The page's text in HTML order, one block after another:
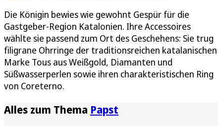
Die Königin bewies wie gewohnt Gespür für die
Gastgeber-Region Katalonien. Ihre Accessoires
wählte sie passend zum Ort des Geschehens: Sie trug
filigrane Ohrringe der traditionsreichen katalanischen
Marke Tous aus Weißgold, Diamanten und
Süßwasserperlen sowie ihren charakteristischen Ring
von Coreterno.
Alles zum Thema Papst